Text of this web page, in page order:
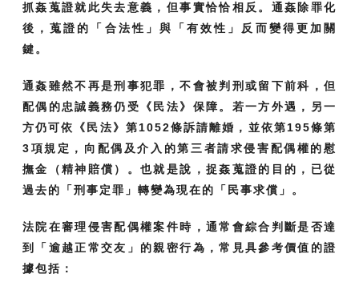
抓姦蒐證就此失去意義，但事實恰恰相反。通姦除罪化
後，蒐證的「合法性」與「有效性」反而變得更加關
鍵。
通姦雖然不再是刑事犯罪，不會被判刑或留下前科，但
配偶的忠誠義務仍受《民法》保障。若一方外遇，另一
方仍可依《民法》第1052條訴請離婚，並依第195條第
3項規定，向配偶及介入的第三者請求侵害配偶權的慰
撫金（精神賠償）。也就是說，捉姦蒐證的目的，已從
過去的「刑事定罪」轉變為現在的「民事求償」。
法院在審理侵害配偶權案件時，通常會綜合判斷是否達
到「逾越正常交友」的親密行為，常見具參考價值的證
據包括：